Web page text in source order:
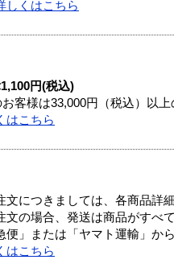
しくはこちら
円(税込)
客様は33,000円（税込）以上
はこちら
文につきましては、各商品詳
文の場合、発送は商品がすべ
」または「ヤマト運輸」か
はこちら